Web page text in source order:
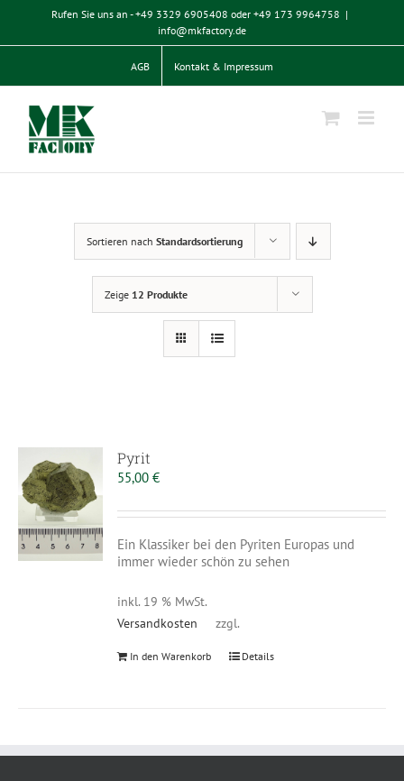
springen
Rufen Sie uns an - +49 3329 6905408 oder +49 173 9964758 |
info@mkfactory.de
AGB Kontakt & Impressum
Sortieren nach Standardsortierung
Zeige 12 Produkte
Pyrit
55,00€
Ein Klassiker bei den Pyriten Europas und
immer wieder schön zu sehen
inkl. 19 % MwSt.
zzgl.
Versandkosten
In den Warenkorb Details